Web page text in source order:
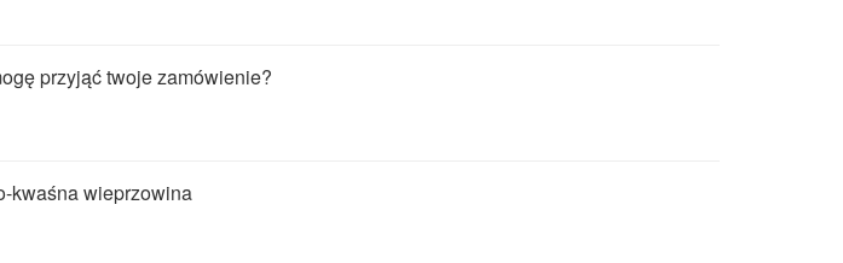
przyjąć twoje zamówienie?
kwaśna wieprzowina